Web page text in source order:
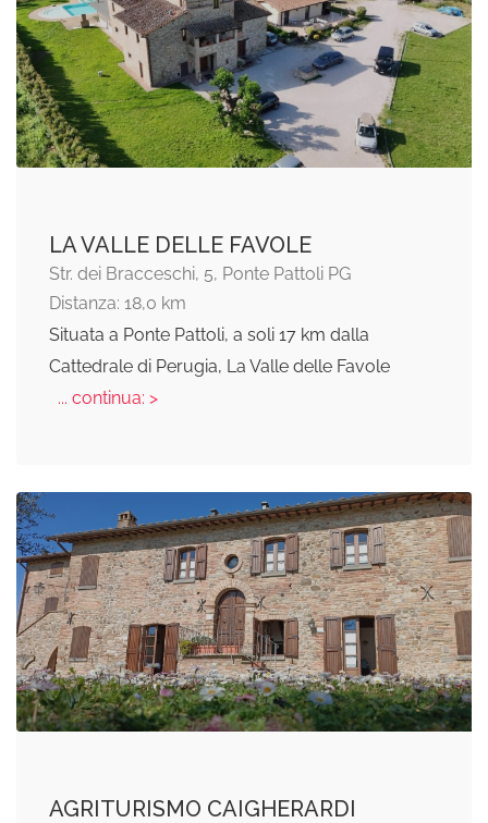
LA VALLE DELLE FAVOLE
Str. dei Bracceschi, 5, Ponte Pattoli PG
Distanza: 18,0 km
Situata a Ponte Pattoli, a soli 17 km dalla
Cattedrale di Perugia, La Valle delle Favole
... continua: >
AGRITURISMO CAIGHERARDI